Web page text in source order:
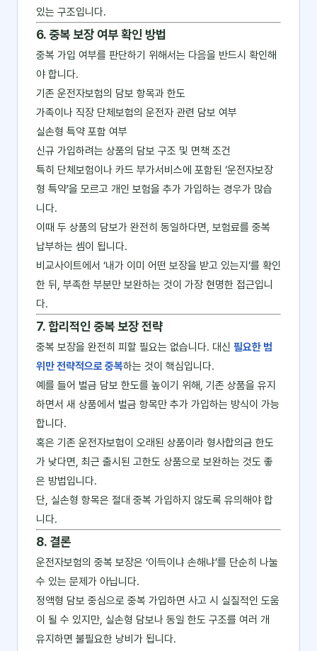
있는 구조입니다.
6. 중복 보장 여부 확인 방법
중복 가입 여부를 판단하기 위해서는 다음을 반드시 확인해
야 합니다.
기존 운전자보험의 담보 항목과 한도
가족이나 직장 단체보험의 운전자 관련 담보 여부
실손형 특약 포함 여부
신규 가입하려는 상품의 담보 구조 및 면책 조건
특히 단체보험이나 카드 부가서비스에 포함된 ‘운전자보장
형 특약’을 모르고 개인 보험을 추가 가입하는 경우가 많습
니다.
이때 두 상품의 담보가 완전히 동일하다면, 보험료를 중복
납부하는 셈이 됩니다.
비교사이트에서 ‘내가 이미 어떤 보장을 받고 있는지’를 확인
한 뒤, 부족한 부분만 보완하는 것이 가장 현명한 접근입니
다.
7. 합리적인 중복 보장 전략
중복 보장을 완전히 피할 필요는 없습니다. 대신 필요한 범
위만 전략적으로 중복하는 것이 핵심입니다.
예를 들어 벌금 담보 한도를 높이기 위해, 기존 상품을 유지
하면서 새 상품에서 벌금 항목만 추가 가입하는 방식이 가능
합니다.
혹은 기존 운전자보험이 오래된 상품이라 형사합의금 한도
가 낮다면, 최근 출시된 고한도 상품으로 보완하는 것도 좋
은 방법입니다.
단, 실손형 항목은 절대 중복 가입하지 않도록 유의해야 합
니다.
8. 결론
운전자보험의 중복 보장은 ‘이득이냐 손해냐’를 단순히 나눌
수 있는 문제가 아닙니다.
정액형 담보 중심으로 중복 가입하면 사고 시 실질적인 도움
이 될 수 있지만, 실손형 담보나 동일 한도 구조를 여러 개
유지하면 불필요한 낭비가 됩니다.